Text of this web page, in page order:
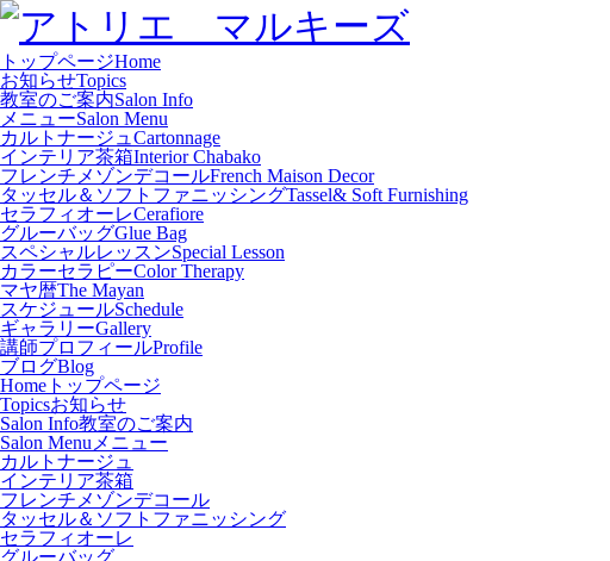
トップページHome
お知らせTopics
教室のご案内Salon Info
メニューSalon Menu
カルトナージュ Cartonnage
インテリア茶箱Interior Chabako
フレンチメゾンデコールFrench Maison Decor
タッセル＆ソフトファニッシングTassel& Soft Furnishing
セラフィオーレCerafiore
グルーバッグGlue Bag
スペシャルレッスンSpecial Lesson
カラーセラピーColor Therapy
マヤ暦The Mayan
スケジュールSchedule
ギャラリーGallery
講師プロフィールProfile
ブログBlog
Home トップページ
Topicsお知らせ
Salon Info教室のご案内
Salon Menu メニュー
カルトナージュ
インテリア茶箱
フレンチメゾンデコール
タッセル＆ソフトファニッシング
セラフィオーレ
グルーバッグ